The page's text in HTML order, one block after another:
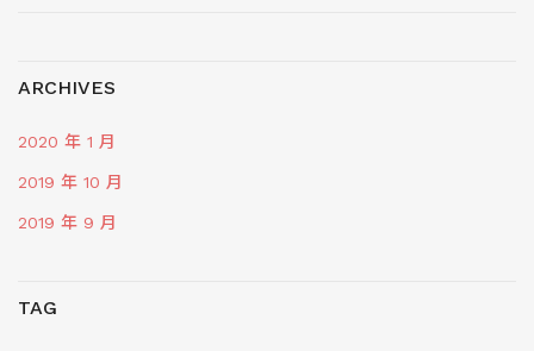
ARCHIVES
2020 年 1 月
2019 年 10 月
2019 年 9 月
TAG